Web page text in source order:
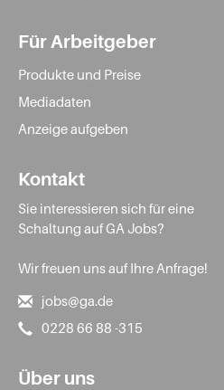
Für Arbeitgeber
Produkte und Preise
Mediadaten
Anzeige aufgeben
Kontakt
Sie interessieren sich für eine
Schaltung auf GA Jobs?
Wir freuen uns auf Ihre Anfrage!
jobs@ga.de
0228 66 88 -315
Über uns